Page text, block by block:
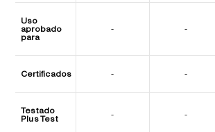
Uso
aprobado
para
- -
Certificados - -
Testado
Plus Test
- -